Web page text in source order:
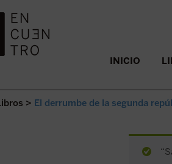
CONTENIDO. INICIO
> El derrumbe de la segunda